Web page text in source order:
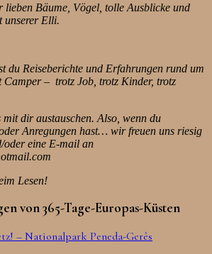
Bäume, Vögel, tolle Ausblicke und
unserer Elli.
du Reiseberichte und Erfahrungen rund um
Camper – trotz Job, trotz Kinder, trotz
dir austauschen. Also, wenn du
Anregungen hast… wir freuen uns riesig
oder eine E-mail an
Lesen!
von 365-Tage-Europas-Küsten
– Nationalpark Peneda-Gerês